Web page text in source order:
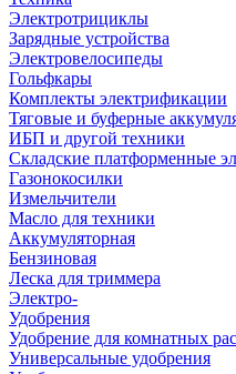
Электротрициклы
Зарядные устройства
Электровелосипеды
Гольфкары
Комплекты электрификации
Тяговые и буферные
ИБП и другой техники
Складские платформенные
Газонокосилки
Измельчители
Масло для техники
Аккумуляторная
Бензиновая
Леска для триммера
Электро-
Удобрения
Удобрение для комнатных
Универсальные удобрения